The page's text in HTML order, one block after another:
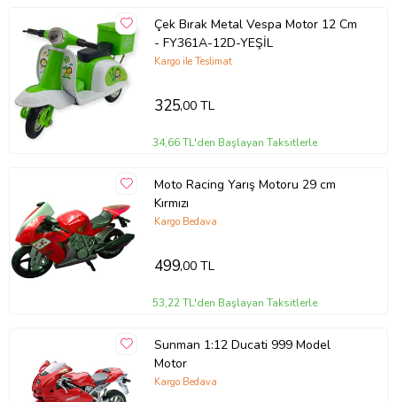
Çek Bırak Metal Vespa Motor 12 Cm
- FY361A-12D-YEŞİL
Kargo ile Teslimat
325,00 TL
34,66 TL'den Başlayan Taksitlerle
Moto Racing Yarış Motoru 29 cm
Kırmızı
Kargo Bedava
499,00 TL
53,22 TL'den Başlayan Taksitlerle
Sunman 1:12 Ducati 999 Model
Motor
Kargo Bedava